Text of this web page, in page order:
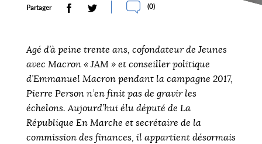
Partager (0)
Agé d’à peine trente ans, cofondateur de Jeunes
avec Macron « JAM » et conseiller politique
d’Emmanuel Macron pendant la campagne 2017,
Pierre Person n’en finit pas de gravir les
échelons. Aujourd’hui élu député de La
République En Marche et secrétaire de la
commission des finances, il appartient désormais